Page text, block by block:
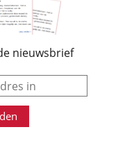
nieuwsbrief